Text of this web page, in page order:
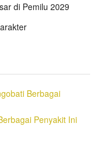
di Pemilu 2029
Berbagai
Penyakit Ini